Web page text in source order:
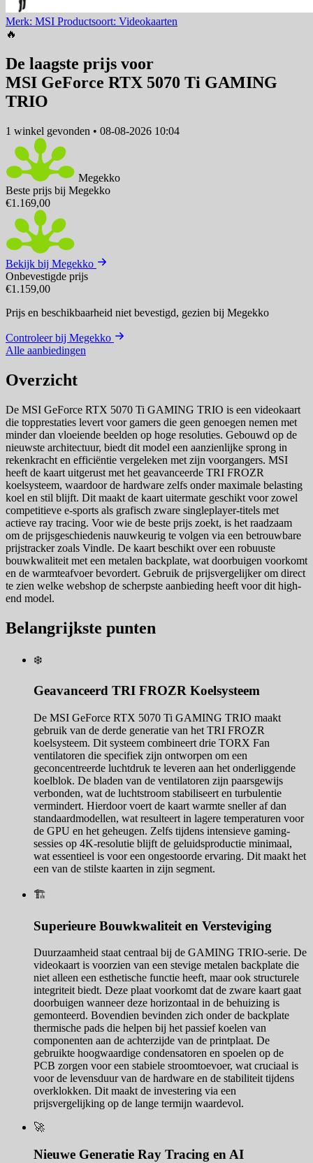
Merk: MSI Productsoort: Videokaarten
🔥
De laagste prijs voor
MSI GeForce RTX 5070 Ti GAMING
TRIO
1 winkel gevonden • 08-08-2026 10:04
Megekko
Beste prijs bij Megekko
€1.169,00
Bekijk bij Megekko
Onbevestigde prijs
€1.159,00
Prijs en beschikbaarheid niet bevestigd, gezien bij Megekko
Controleer bij Megekko
Alle aanbiedingen
Overzicht
De MSI GeForce RTX 5070 Ti GAMING TRIO is een videokaart
die topprestaties levert voor gamers die geen genoegen nemen met
minder dan vloeiende beelden op hoge resoluties. Gebouwd op de
nieuwste architectuur, biedt dit model een aanzienlijke sprong in
rekenkracht en efficiëntie vergeleken met zijn voorgangers. MSI
heeft de kaart uitgerust met het geavanceerde TRI FROZR
koelsysteem, waardoor de hardware zelfs onder maximale belasting
koel en stil blijft. Dit maakt de kaart uitermate geschikt voor zowel
competitieve e-sports als grafisch zware singleplayer-titels met
actieve ray tracing. Voor wie de beste prijs zoekt, is het raadzaam
om de prijsgeschiedenis nauwkeurig te volgen via een betrouwbare
prijstracker zoals Vindle. De kaart beschikt over een robuuste
bouwkwaliteit met een metalen backplate, wat doorbuigen voorkomt
en de warmteafvoer bevordert. Gebruik de prijsvergelijker om direct
te zien welke webshop de scherpste aanbieding heeft voor dit high-
end model.
Belangrijkste punten
❄️
Geavanceerd TRI FROZR Koelsysteem
De MSI GeForce RTX 5070 Ti GAMING TRIO maakt
gebruik van de derde generatie van het TRI FROZR
koelsysteem. Dit systeem combineert drie TORX Fan
ventilatoren die specifiek zijn ontworpen om een
geconcentreerde luchtdruk te leveren aan het onderliggende
koelblok. De bladen van de ventilatoren zijn paarsgewijs
verbonden, wat de luchtstroom stabiliseert en turbulentie
vermindert. Hierdoor voert de kaart warmte sneller af dan
standaardmodellen, wat resulteert in lagere temperaturen voor
de GPU en het geheugen. Zelfs tijdens intensieve gaming-
sessies op 4K-resolutie blijft de geluidsproductie minimaal,
wat essentieel is voor een ongestoorde ervaring. Dit maakt het
een van de stilste kaarten in zijn segment.
🏗️
Superieure Bouwkwaliteit en Versteviging
Duurzaamheid staat centraal bij de GAMING TRIO-serie. De
videokaart is voorzien van een stevige metalen backplate die
niet alleen een esthetische functie heeft, maar ook structurele
integriteit biedt. Deze plaat voorkomt dat de zware kaart gaat
doorbuigen wanneer deze horizontaal in de behuizing is
gemonteerd. Bovendien bevinden zich onder de backplate
thermische pads die helpen bij het passief koelen van
componenten aan de achterzijde van de printplaat. De
gebruikte hoogwaardige condensatoren en spoelen op de
PCB zorgen voor een stabiele stroomtoevoer, wat cruciaal is
voor de levensduur van de hardware en de stabiliteit tijdens
overklokken. Dit maakt de investering via een
prijsvergelijking op de lange termijn waardevol.
🚀
Nieuwe Generatie Ray Tracing en AI